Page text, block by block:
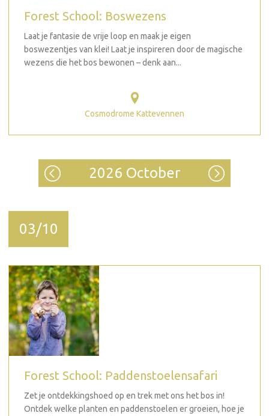
Forest School: Boswezens
Laat je fantasie de vrije loop en maak je eigen
boswezentjes van klei! Laat je inspireren door de magische
wezens die het bos bewonen – denk aan...
Cosmodrome Kattevennen
2026 October
03/10
Forest School: Paddenstoelensafari
Zet je ontdekkingshoed op en trek met ons het bos in!
Ontdek welke planten en paddenstoelen er groeien, hoe je